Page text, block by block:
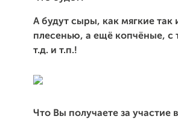
А будут сыры, как мягкие так
плесенью, а ещё копчёные,
т.д. и т.п.!
Что Вы получаете за участие